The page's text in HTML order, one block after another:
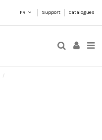
FR Support Catalogues